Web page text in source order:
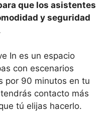
que los asistentes
y seguridad
In es un espacio
con escenarios
por 90 minutos en tu
contacto más
tú elijas hacerlo.